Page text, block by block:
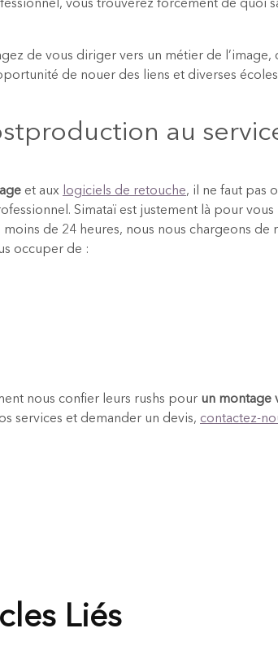
vous trouverez forcément de quoi
de vous diriger vers un métier de l’image,
de nouer des liens et diverses
au
et aux logiciels de retouche, il ne faut pas
Simataï est justement là pour
de 24 heures, nous nous chargeons de
occuper de :
nous confier leurs rushs pour un montage
services et demander un devis, contactez-
Liés